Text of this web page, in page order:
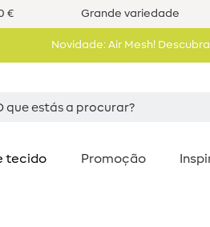
€ Grande variedade
Novidade: Air Mesh!
tecido Promoção